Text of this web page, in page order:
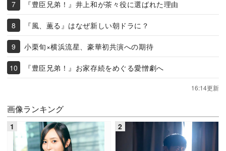
『豊臣兄弟！』井上和が茶々役に選ばれた理由
『風、薫る』はなぜ新しい朝ドラに？
小栗旬×横浜流星、豪華初共演への期待
『豊臣兄弟！』お家存続をめぐる愛憎劇へ
16:14更新
画像ランキング